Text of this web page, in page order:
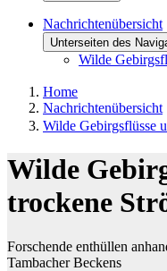
Nachrichtenübersicht
Unterseiten des
Wilde
Home
Nachrichtenübersicht
Wilde Gebirgsflüsse
Wilde
trockene
Forschende enthüllen
Tambacher Beckens